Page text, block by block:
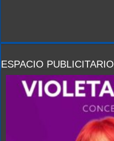
ESPACIO PUBLICITARIO